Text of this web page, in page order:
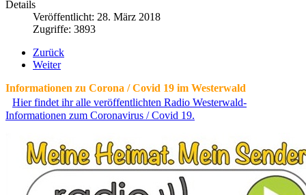
Details
Veröffentlicht: 28. März 2018
Zugriffe: 3893
Zurück
Weiter
Informationen zu Corona / Covid 19 im Westerwald
Hier findet ihr alle veröffentlichten Radio Westerwald-
Informationen zum Coronavirus / Covid 19.